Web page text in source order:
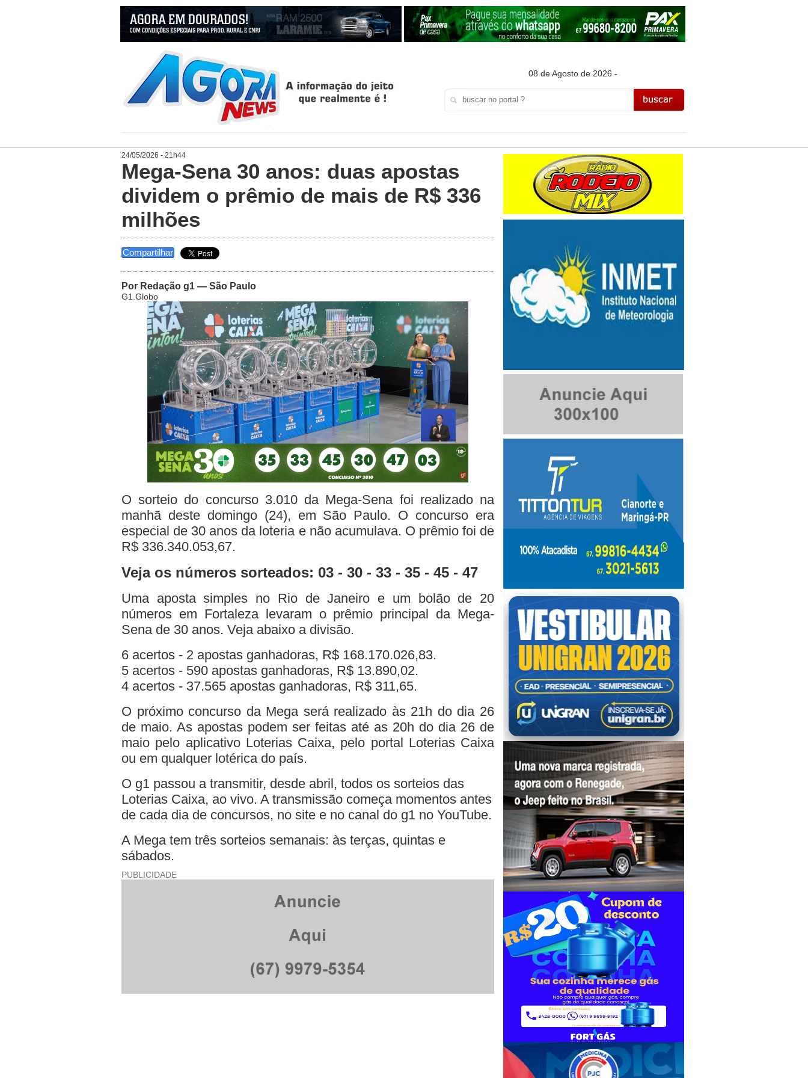
08 de Agosto de 2026 -
24/05/2026 - 21h44
Mega-Sena 30 anos: duas apostas
dividem o prêmio de mais de R$ 336
milhões
Compartilhar
Por Redação g1 — São Paulo
G1.Globo
O sorteio do concurso 3.010 da Mega-Sena foi realizado na
manhã deste domingo (24), em São Paulo. O concurso era
especial de 30 anos da loteria e não acumulava. O prêmio foi de
R$ 336.340.053,67.
Veja os números sorteados: 03 - 30 - 33 - 35 - 45 - 47
Uma aposta simples no Rio de Janeiro e um bolão de 20
números em Fortaleza levaram o prêmio principal da Mega-
Sena de 30 anos. Veja abaixo a divisão.
6 acertos - 2 apostas ganhadoras, R$ 168.170.026,83.
5 acertos - 590 apostas ganhadoras, R$ 13.890,02.
4 acertos - 37.565 apostas ganhadoras, R$ 311,65.
O próximo concurso da Mega será realizado às 21h do dia 26
de maio. As apostas podem ser feitas até as 20h do dia 26 de
maio pelo aplicativo Loterias Caixa, pelo portal Loterias Caixa
ou em qualquer lotérica do país.
O g1 passou a transmitir, desde abril, todos os sorteios das
Loterias Caixa, ao vivo. A transmissão começa momentos antes
de cada dia de concursos, no site e no canal do g1 no YouTube.
A Mega tem três sorteios semanais: às terças, quintas e
sábados.
PUBLICIDADE